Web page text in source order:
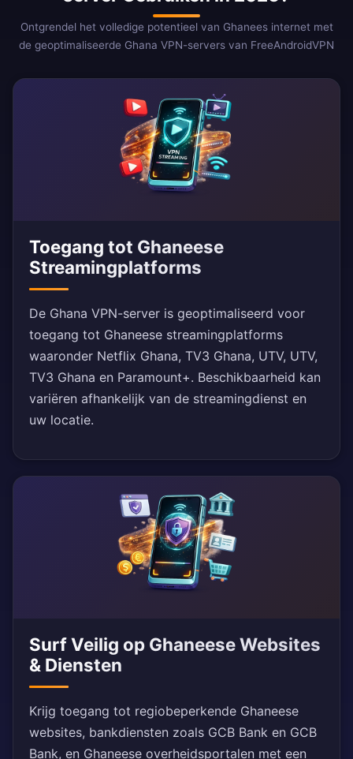
Ontgrendel het volledige potentieel van Ghanees internet met
de geoptimaliseerde Ghana VPN-servers van FreeAndroidVPN
Toegang tot Ghaneese
Streamingplatforms
De Ghana VPN-server is geoptimaliseerd voor
toegang tot Ghaneese streamingplatforms
waaronder Netflix Ghana, TV3 Ghana, UTV, UTV,
TV3 Ghana en Paramount+. Beschikbaarheid kan
variëren afhankelijk van de streamingdienst en
uw locatie.
Surf Veilig op Ghaneese Websites
& Diensten
Krijg toegang tot regiobeperkende Ghaneese
websites, bankdiensten zoals GCB Bank en GCB
Bank, en Ghaneese overheidsportalen met een